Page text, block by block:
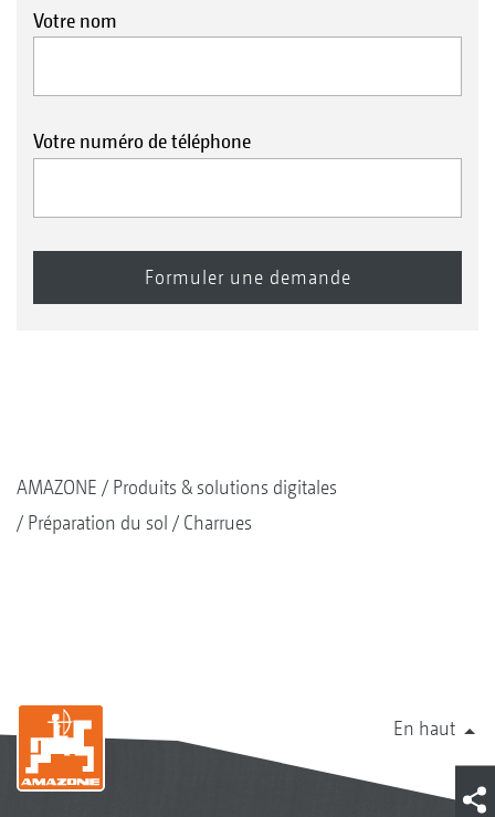
Votre nom
Votre numéro de téléphone
AMAZONE
Produits & solutions digitales
Préparation du sol
Charrues
En haut